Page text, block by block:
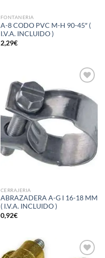
FONTANERIA
A-8 CODO PVC M-H 90-45″ (
I.V.A. INCLUIDO )
2,29€
a la
lista de
deseos
CERRAJERIA
ABRAZADERA A-G I 16-18 MM
( I.V.A. INCLUIDO )
0,92€